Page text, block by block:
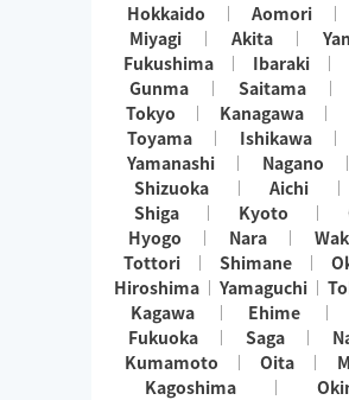
Hokkaido Aomori
Miyagi
Akita
Fukushima
Ibaraki
Gunma
Saitama
Tokyo
Kanagawa
Toyama
Ishikawa
Yamanashi
Nagano
Shizuoka
Aichi
Shiga
Kyoto
Hyogo
Nara
Tottori
Shimane
Hiroshima
Yamaguchi
Kagawa
Ehime
Fukuoka
Saga
Kumamoto
Oita
Kagoshima